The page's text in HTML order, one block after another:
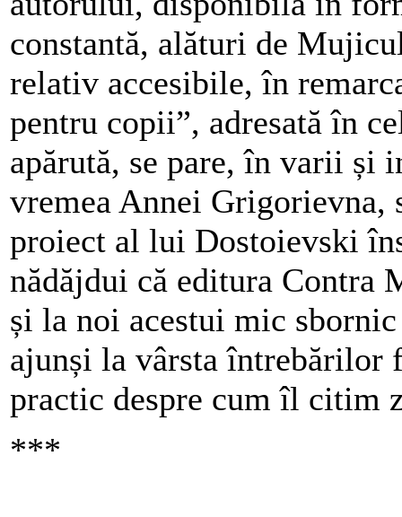
constantă, alături de
relativ accesibile, în
pentru copii”, adresată în
apărută, se pare, în varii și
vremea Annei
proiect al lui Dostoievski
nădăjdui că editura Contra
și la noi acestui mic
ajunși la vârsta întrebărilor
practic despre cum îl citim
***